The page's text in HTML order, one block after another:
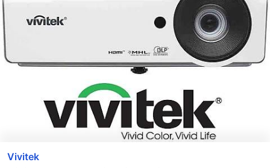
Vivitek